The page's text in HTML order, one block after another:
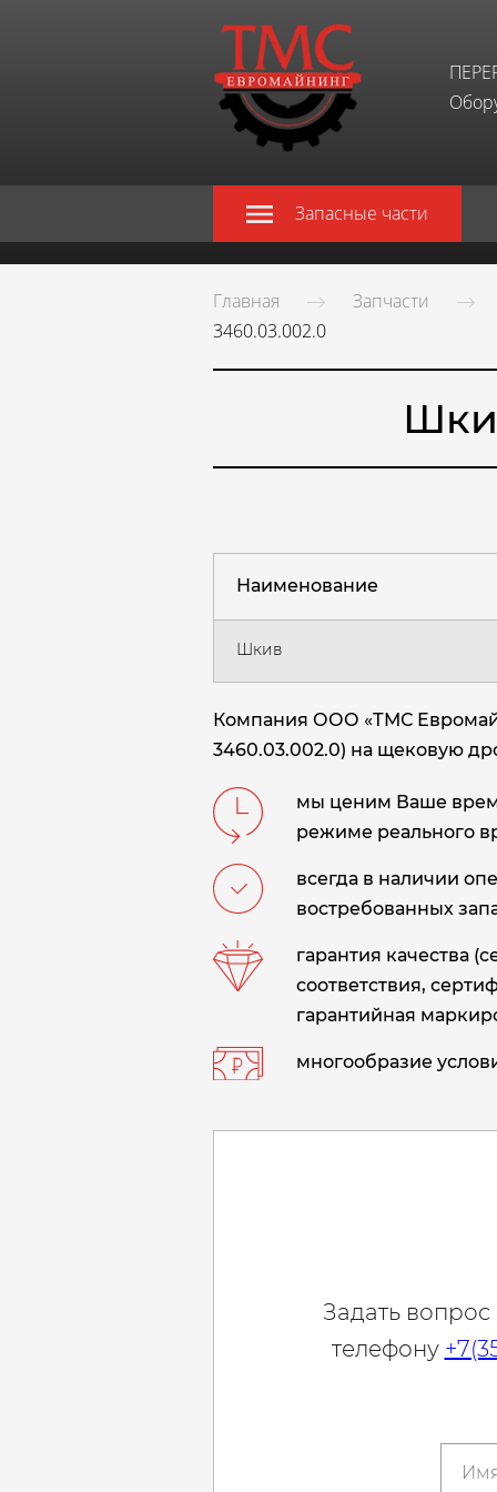
Запасные части
Главная
Запчасти
3460.03.002.0
Наименование
Шкив
Компания ООО «ТМС
3460.03.002.0) на щековую
мы ценим Ваше
режиме реального
всегда в наличии
востребованных
гарантия качества
соответствия,
гарантийная
многообразие
Задать
телефону